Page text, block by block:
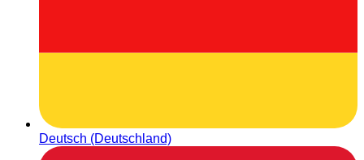
Deutsch (Deutschland)